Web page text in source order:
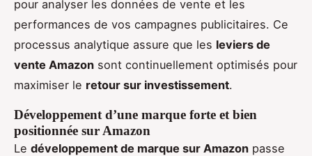
pour analyser les données de vente et les
performances de vos campagnes publicitaires. Ce
processus analytique assure que les leviers de
vente Amazon sont continuellement optimisés pour
maximiser le retour sur investissement.
Développement d’une marque forte et bien
positionnée sur Amazon
Le développement de marque sur Amazon passe